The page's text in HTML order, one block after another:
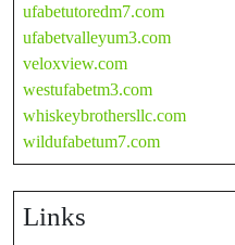
ufabetutoredm7.com
ufabetvalleyum3.com
veloxview.com
westufabetm3.com
whiskeybrothersllc.com
wildufabetum7.com
Links